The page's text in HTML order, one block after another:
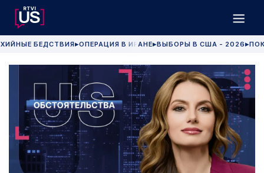
БЕДСТВИЯ▶ОПЕРАЦИЯ В ИРАНЕ▶ВЫБОРЫ В США - 2026 ▶